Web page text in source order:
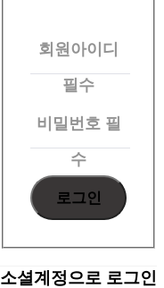
회원아이디
필수
비밀번호 필
수
소셜계정으로 로그인